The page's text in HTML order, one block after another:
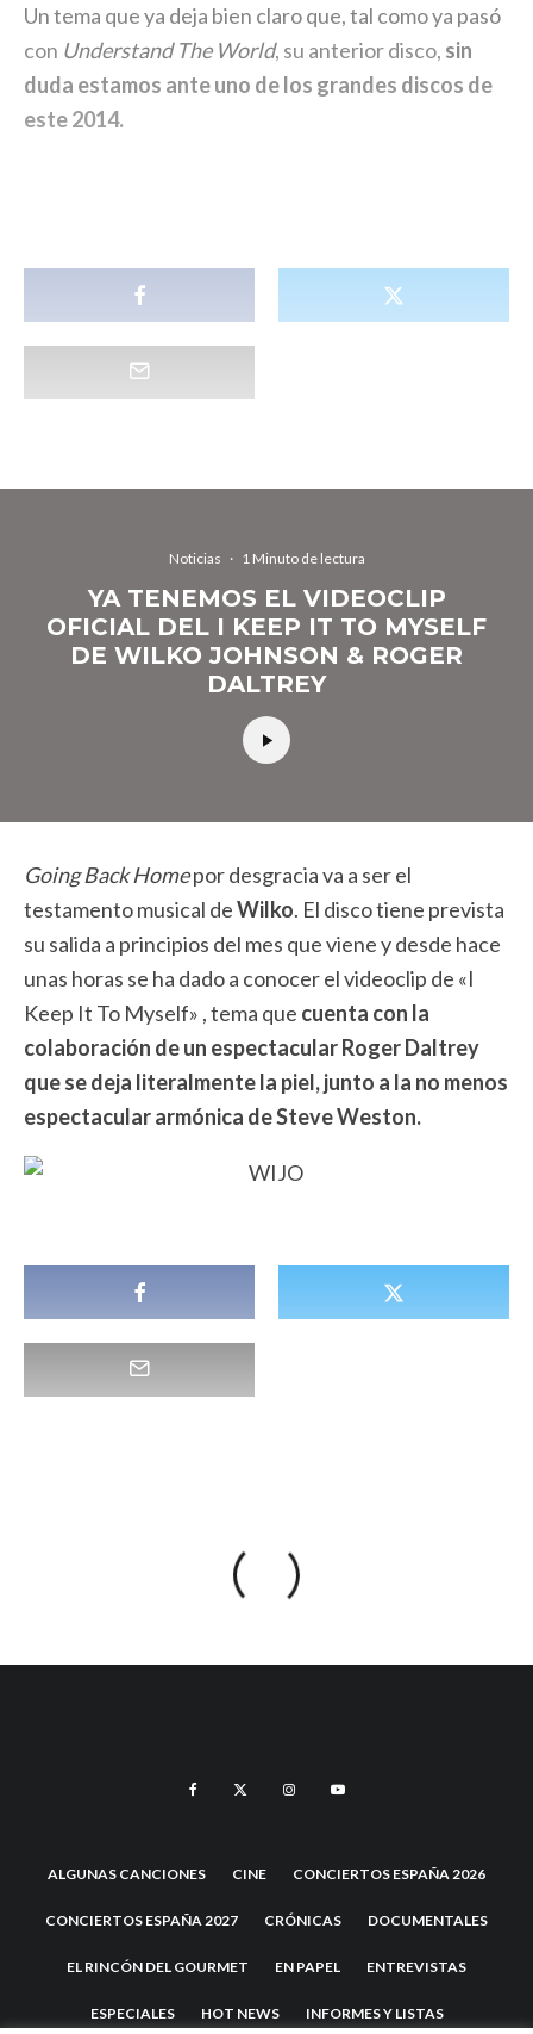
Un tema que ya deja bien claro que, tal como ya pasó
con Understand The World, su anterior disco, sin
duda estamos ante uno de los grandes discos de
este 2014.
Noticias · 1 Minuto de lectura
YA TENEMOS EL VIDEOCLIP
OFICIAL DEL I KEEP IT TO MYSELF
DE WILKO JOHNSON & ROGER
DALTREY
Going Back Homepor desgracia va a ser el
testamento musical deWilko. El disco tiene prevista
su salida a principios del mes que viene y desde hace
unas horas se ha dado a conocer el videoclip de «I
Keep It To Myself» , tema que cuenta con la
colaboración de un espectacular Roger Daltrey
que se deja literalmente la piel, junto a la no menos
espectacular armónica de Steve Weston.
ALGUNAS CANCIONES CINE CONCIERTOS ESPAÑA 2026
CONCIERTOS ESPAÑA 2027 CRÓNICAS DOCUMENTALES
EL RINCÓN DEL GOURMET EN PAPEL ENTREVISTAS
ESPECIALES HOT NEWS INFORMES Y LISTAS